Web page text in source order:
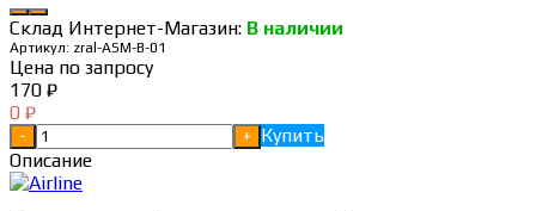
Склад Интернет-Магазин: В наличии
Артикул: zral-ASM-B-01
Цена по запросу
170 ₽
0 ₽
- +
Купить
Описание